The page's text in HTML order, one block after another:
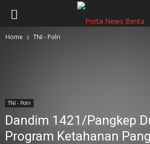
Home TNI - Polri
TNI - Polri
Dandim 1421/Pangkep
Program Ketahanan